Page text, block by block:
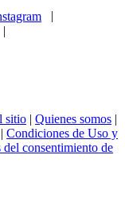
|
|
sitio | Quienes somos |
| Condiciones de Uso y
del consentimiento de